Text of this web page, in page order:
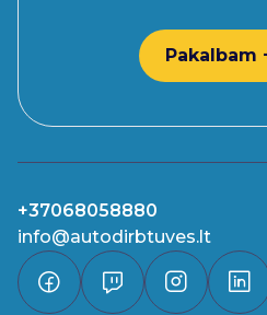
Pakalbam
+37068058880
info@autodirbtuves.lt